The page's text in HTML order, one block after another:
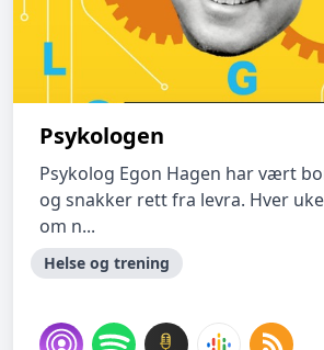
Psykologen
Psykolog Egon Hagen har vært
og snakker rett fra levra. Hver
om n...
Helse og trening